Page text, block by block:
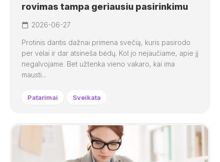
rovimas tampa geriausiu pasirinkimu
2026-06-27
Protinis dantis dažnai primena svečią, kuris pasirodo
per vėlai ir dar atsineša bėdų. Kol jo nejaučiame, apie jį
negalvojame. Bet užtenka vieno vakaro, kai ima
mausti...
Patarimai Sveikata